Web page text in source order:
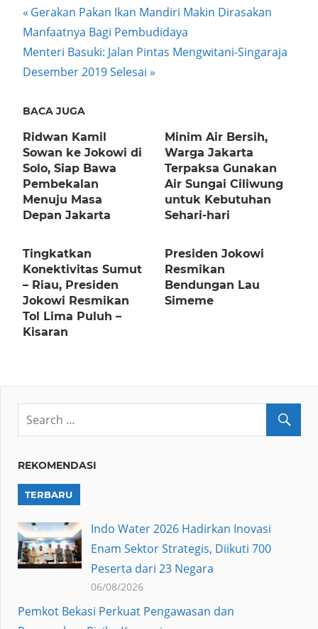
Post
navigation
Previous
Post:
Gerakan Pakan Ikan Mandiri Makin Dirasakan
Manfaatnya Bagi Pembudidaya
Next
Post:
Menteri Basuki: Jalan Pintas Mengwitani-Singaraja
Desember 2019 Selesai
BACA JUGA
Ridwan Kamil
Sowan ke Jokowi di
Solo, Siap Bawa
Pembekalan
Menuju Masa
Depan Jakarta
Minim Air Bersih,
Warga Jakarta
Terpaksa Gunakan
Air Sungai Ciliwung
untuk Kebutuhan
Sehari-hari
Tingkatkan
Konektivitas Sumut
– Riau, Presiden
Jokowi Resmikan
Tol Lima Puluh –
Kisaran
Presiden Jokowi
Resmikan
Bendungan Lau
Simeme
REKOMENDASI
TERBARU
Indo Water 2026 Hadirkan Inovasi
Enam Sektor Strategis, Diikuti 700
Peserta dari 23 Negara
06/08/2026
Pemkot Bekasi Perkuat Pengawasan dan